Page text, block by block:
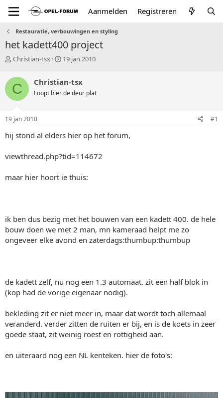
Aanmelden Registreren
Restauratie, verbouwingen en styling
het kadett400 project
T
p
i
c
s
a
t
r
Christian-tsx
S
r
t
a
m
19 jan 2010
C Christian-tsx
Loopt hier de deur plat
19 jan 2010 #1
hij stond al elders hier op het forum,
viewthread.php?tid=114672
maar hier hoort ie thuis:
ik ben dus bezig met het bouwen van een kadett 400. de hele
bouw doen we met 2 man, mn kameraad helpt me zo
ongeveer elke avond en zaterdags:thumbup:thumbup
de kadett zelf, nu nog een 1.3 automaat. zit een half blok in
(kop had de vorige eigenaar nodig).
bekleding zit er niet meer in, maar dat wordt toch allemaal
veranderd. verder zitten de ruiten er bij, en is de koets in zeer
goede staat, zit weinig roest en rottigheid aan.
en uiteraard nog een NL kenteken. hier de foto's: